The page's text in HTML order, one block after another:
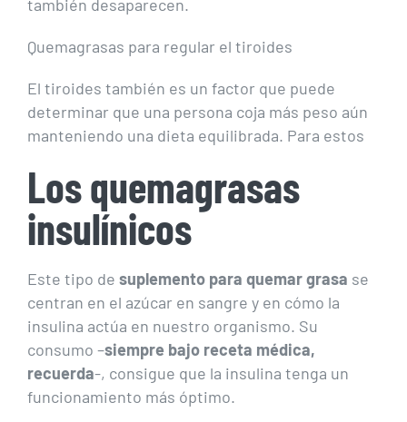
también desaparecen.
Quemagrasas para regular el tiroides
El tiroides también es un factor que puede
determinar que una persona coja más peso aún
manteniendo una dieta equilibrada. Para estos
Los quemagrasas
insulínicos
Este tipo de suplemento para quemar grasa se
centran en el azúcar en sangre y en cómo la
insulina actúa en nuestro organismo. Su
consumo –siempre bajo receta médica,
recuerda-, consigue que la insulina tenga un
funcionamiento más óptimo.